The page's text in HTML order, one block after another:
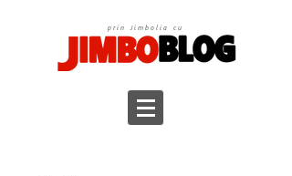
prin Jimbolia cu